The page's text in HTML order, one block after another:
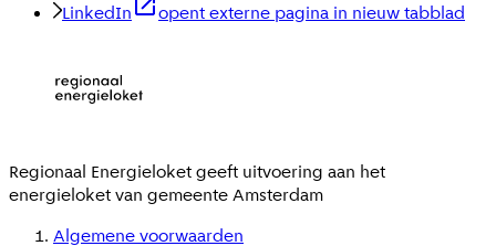
LinkedIn
opent externe pagina in nieuw tabblad
Regionaal Energieloketgeeft uitvoering aan het
energieloket van gemeenteAmsterdam
Algemene voorwaarden